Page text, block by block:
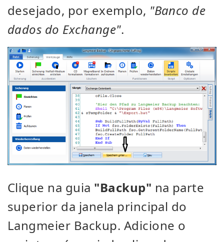
desejado, por exemplo, "Banco de
dados do Exchange".
Clique na guia "Backup" na parte
superior da janela principal do
Langmeier Backup. Adicione o